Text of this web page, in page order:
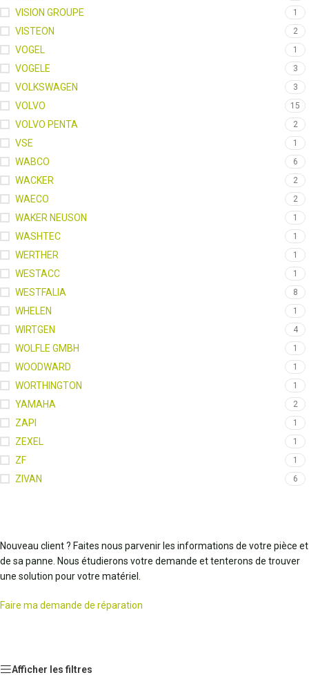
VISION GROUPE 1
VISTEON 2
VOGEL 1
VOGELE 3
VOLKSWAGEN 3
VOLVO 15
VOLVO PENTA 2
VSE 1
WABCO 6
WACKER 2
WAECO 2
WAKER NEUSON 1
WASHTEC 1
WERTHER 1
WESTACC 1
WESTFALIA 8
WHELEN 1
WIRTGEN 4
WOLFLE GMBH 1
WOODWARD 1
WORTHINGTON 1
YAMAHA 2
ZAPI 1
ZEXEL 1
ZF 1
ZIVAN 6
Nouveau client ? Faites nous parvenir les informations de votre pièce et
de sa panne. Nous étudierons votre demande et tenterons de trouver
une solution pour votre matériel.
Faire ma demande de réparation
Afficher les filtres